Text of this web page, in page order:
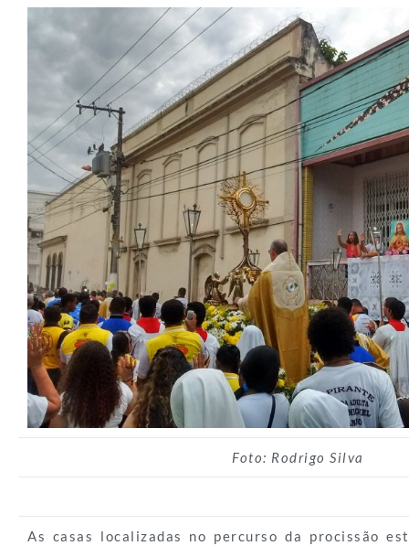
Foto: Rodrigo Silva
As casas localizadas no percurso da procissão